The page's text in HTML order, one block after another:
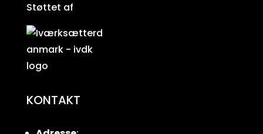
Støttet af
KONTAKT